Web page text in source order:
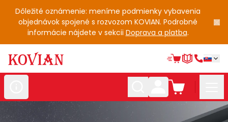
Dôležité oznámenie: meníme podmienky vybavenia
objednávok spojené s rozvozom KOVIAN. Podrobné
informácie nájdete v sekcii Doprava a platba.
Nerezové polotovary